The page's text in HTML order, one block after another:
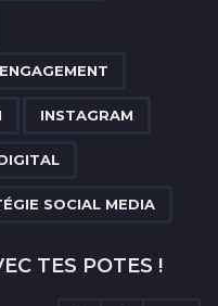
ENGAGEMENT
INSTAGRAM
SOCIAL MEDIA
TES POTES !